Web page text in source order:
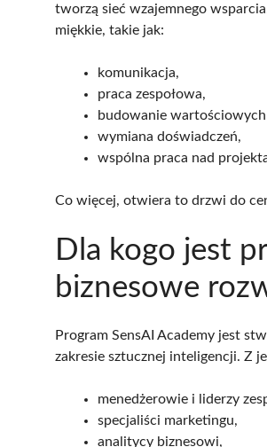
tworzą sieć wzajemnego
miękkie, takie jak:
komunikacja,
praca zespołowa,
budowanie
wymiana doświadczeń,
wspólna praca nad
Co więcej, otwiera to drzwi do
Dla kogo jest
biznesowe
Program SensAI Academy jest
zakresie sztucznej inteligencji. Z
menedżerowie i liderzy
specjaliści marketingu,
analitycy biznesowi,